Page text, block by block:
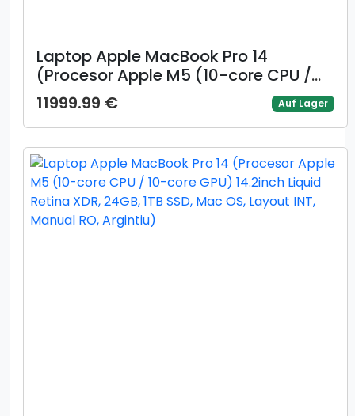
Laptop Apple MacBook Pro 14
(Procesor Apple M5 (10-core CPU /
10-core GPU) 14.2inch Liquid Retina
XDR, 24GB, 1TB SSD, Mac OS, Layout
INT, Manual RO, Negru)
11999.99 € Auf Lager